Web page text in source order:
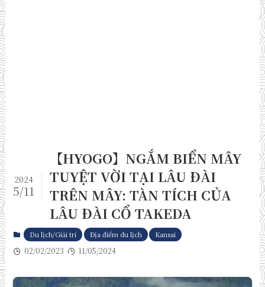
【HYOGO】NGẮM BIỂN MÂY
TUYỆT VỜI TẠI LÂU ĐÀI
TRÊN MÂY: TÀN TÍCH CỦA
LÂU ĐÀI CỔ TAKEDA
2024
5/11
Du lịch/Giải trí Địa điểm du lịch Kansai
02/02/2023 11/05/2024